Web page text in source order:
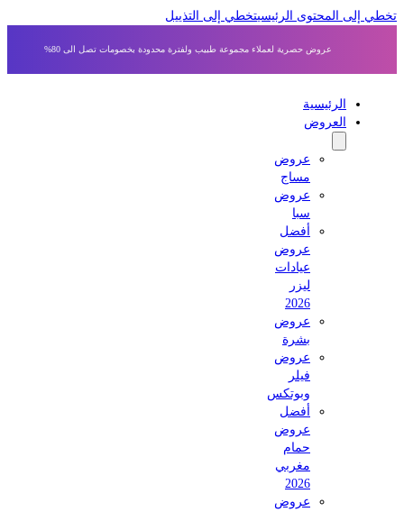
إلى المحتوى الرئيسي تخطي إلى التذييل
عروض حصرية لعملاء مجموعة طبيب ولفترة محدودة بخصومات تصل الى 80%
الرئيسية
العروض
عروض
مساج
عروض
أفضل
عروض
عيادات
2026
عروض
بشرة
عروض
وبوتكس
أفضل
عروض
حمام
مغربي
2026
عروض